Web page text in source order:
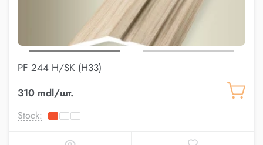
PF 244 H/SK (H33)
310 mdl/шт.
Stock: